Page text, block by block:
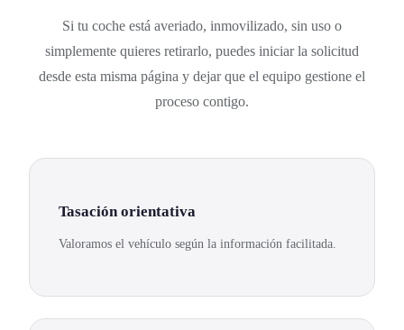
Si tu coche está averiado, inmovilizado, sin uso o
simplemente quieres retirarlo, puedes iniciar la solicitud
desde esta misma página y dejar que el equipo gestione el
proceso contigo.
Tasación orientativa
Valoramos el vehículo según la información facilitada.